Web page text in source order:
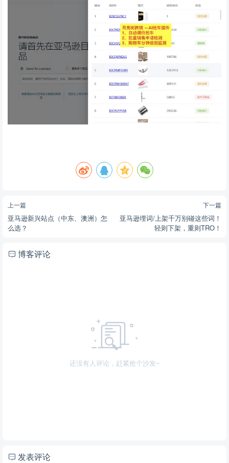
上一篇
亚马逊新兴站点（中东、澳洲）怎
么选？
下一篇
亚马逊埋词/上架千万别碰这些词！
轻则下架，重则TRO！
博客评论
还没有人评论，赶紧抢个沙发~
发表评论